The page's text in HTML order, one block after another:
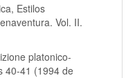
Estilos
Vol. II.
platonico-
40-41 (1994 de